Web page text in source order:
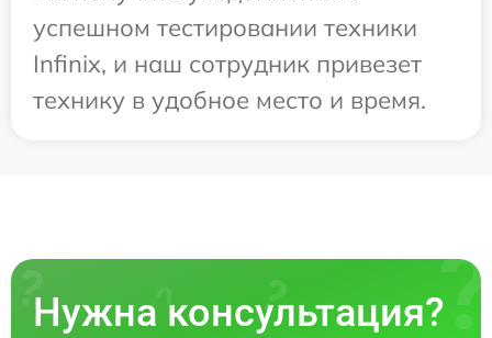
успешном тестировании техники
Infinix, и наш сотрудник привезет
технику в удобное место и время.
Нужна консультация?